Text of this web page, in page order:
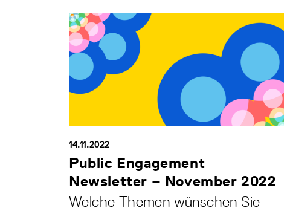
14.11.2022
Public Engagement
Newsletter – November 2022
Welche Themen wünschen Sie